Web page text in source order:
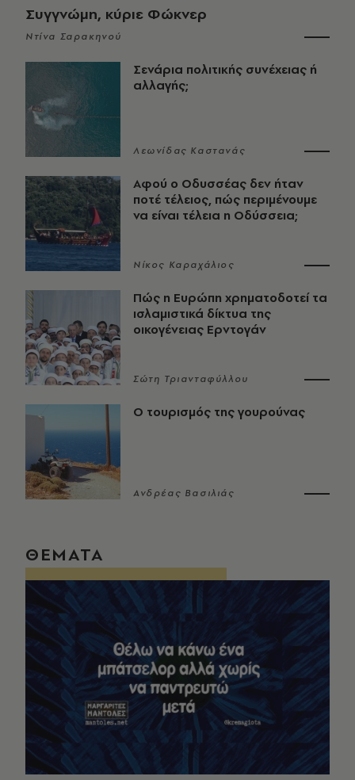
Συγγνώμη, κύριε Φώκνερ
Ντίνα Σαρακηνού
Σενάρια πολιτικής συνέχειας ή
αλλαγής;
Λεωνίδας Καστανάς
Αφού ο Οδυσσέας δεν ήταν
ποτέ τέλειος, πώς περιμένουμε
να είναι τέλεια η Οδύσσεια;
Νίκος Καραχάλιος
Πώς η Ευρώπη χρηματοδοτεί τα
ισλαμιστικά δίκτυα της
οικογένειας Ερντογάν
Σώτη Τριανταφύλλου
Ο τουρισμός της γουρούνας
Ανδρέας Βασιλιάς
ΘΕΜΑΤΑ